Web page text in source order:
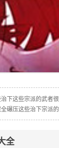
下这些宗派的武者
碾压这些治下宗派
全